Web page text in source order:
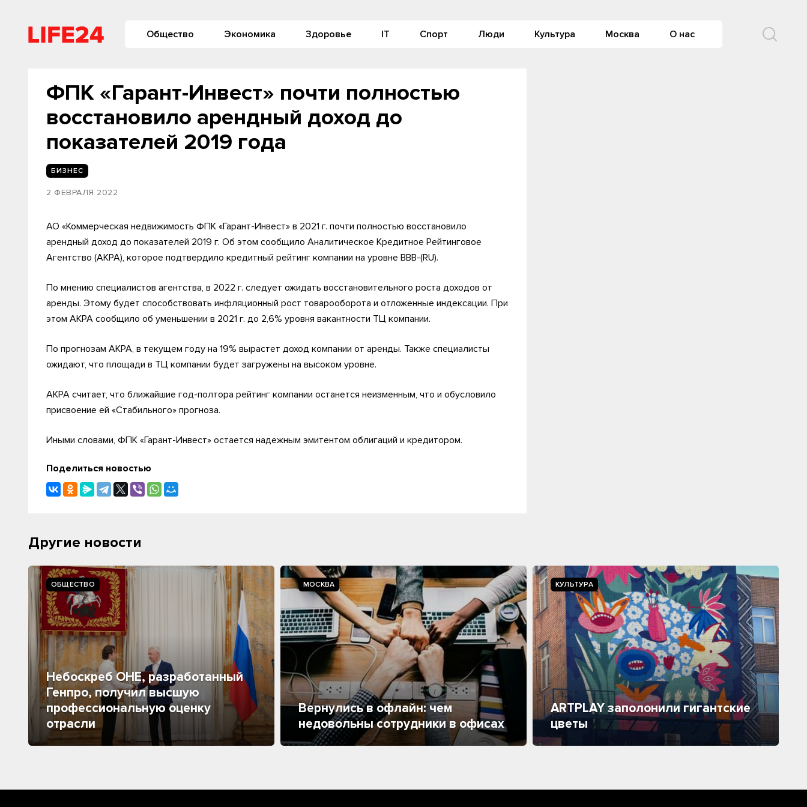
Общество Экономика Здоровье IT Спорт Люди Культура Москва О нас
ФПК «Гарант-Инвест» почти полностью
восстановило арендный доход до
показателей 2019 года
БИЗНЕС
2 ФЕВРАЛЯ 2022
АО «Коммерческая недвижимость ФПК «Гарант-Инвест» в 2021 г. почти полностью восстановило
арендный доход до показателей 2019 г. Об этом сообщило Аналитическое Кредитное Рейтинговое
Агентство (АКРА), которое подтвердило кредитный рейтинг компании на уровне BBB-(RU).
По мнению специалистов агентства, в 2022 г. следует ожидать восстановительного роста доходов от
аренды. Этому будет способствовать инфляционный рост товарооборота и отложенные индексации. При
этом АКРА сообщило об уменьшении в 2021 г. до 2,6% уровня вакантности ТЦ компании.
По прогнозам АКРА, в текущем году на 19% вырастет доход компании от аренды. Также специалисты
ожидают, что площади в ТЦ компании будет загружены на высоком уровне.
АКРА считает, что ближайшие год-полтора рейтинг компании останется неизменным, что и обусловило
присвоение ей «Стабильного» прогноза.
Иными словами, ФПК «Гарант-Инвест» остается надежным эмитентом облигаций и кредитором.
Поделиться новостью
Другие новости
ОБЩЕСТВО
Небоскреб ОНЕ, разработанный
Генпро, получил высшую
профессиональную оценку
отрасли
МОСКВА
Вернулись в офлайн: чем
недовольны сотрудники в офисах
КУЛЬТУРА
ARTPLAY заполонили гигантские
цветы